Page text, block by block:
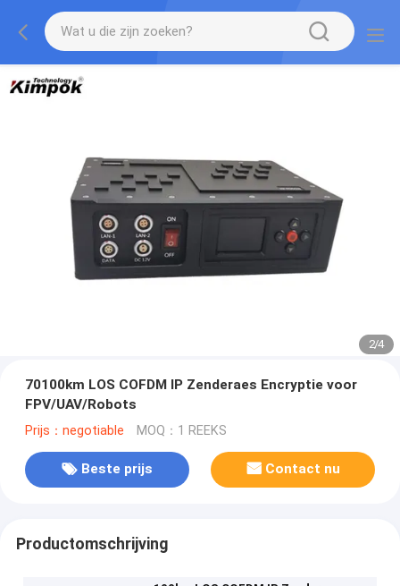
2/4
70100km LOS COFDM IP Zenderaes Encryptie voor
FPV/UAV/Robots
Prijs：negotiable MOQ：1 REEKS
Beste prijs Contact nu
Productomschrijving